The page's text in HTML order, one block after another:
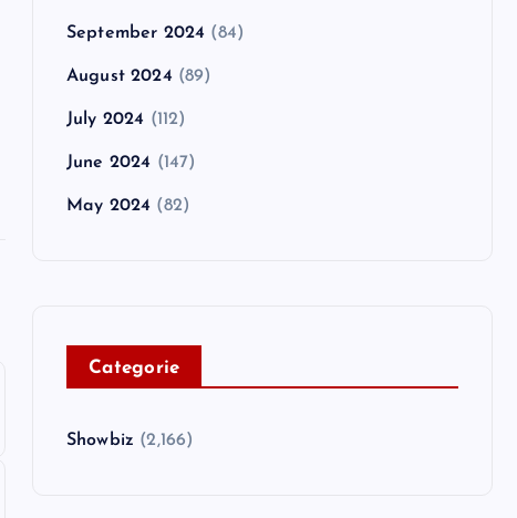
September 2024 (84)
August 2024 (89)
July 2024 (112)
June 2024 (147)
May 2024 (82)
Categorie
Showbiz (2,166)